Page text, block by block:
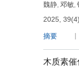
魏静, 邓敏,
2025,
摘要
木质素